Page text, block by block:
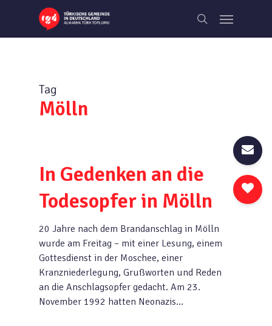
main
search
Menu
Tag
Mölln
In Gedenken an die
Todesopfer in Mölln
20 Jahre nach dem Brandanschlag in Mölln
wurde am Freitag – mit einer Lesung, einem
Gottesdienst in der Moschee, einer
Kranzniederlegung, Grußworten und Reden
an die Anschlagsopfer gedacht. Am 23.
November 1992 hatten Neonazis…